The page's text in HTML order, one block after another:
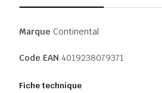
Marque Continental
Code EAN 4019238079371
Fiche technique